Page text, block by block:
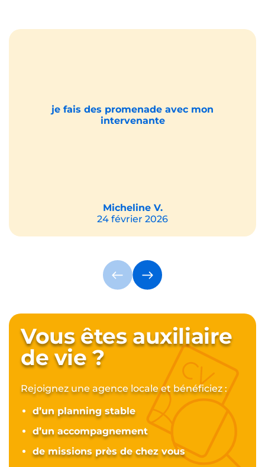
je fais des promenade avec mon
intervenante
Micheline V.
24 février 2026
Vous êtes auxiliaire
de vie ?
Rejoignez une agence locale et bénéficiez :
d’un planning stable
d’un accompagnement
de missions près de chez vous